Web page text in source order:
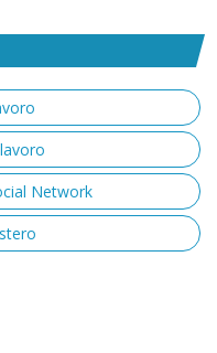
Network